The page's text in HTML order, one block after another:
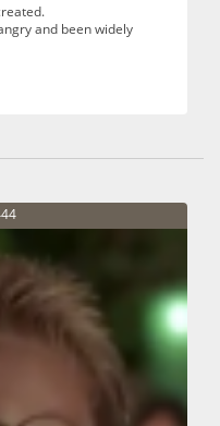
and been widely